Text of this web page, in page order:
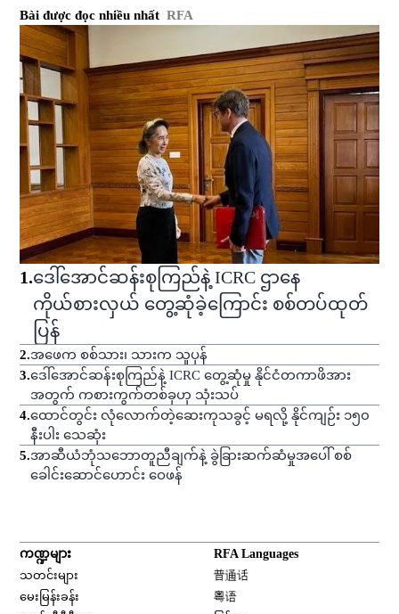
Bài được đọc nhiều nhất RFA
1.ဒေါ်အောင်ဆန်းစုကြည်နဲ့ ICRC ဌာနေ
ကိုယ်စားလှယ် တွေ့ဆုံခဲ့ကြောင်း စစ်တပ်ထုတ်
ပြန်
2.အဖေက စစ်သား၊ သားက သူပုန်
3.ဒေါ်အောင်ဆန်းစုကြည်နဲ့ ICRC တွေ့ဆုံမှု နိုင်ငံတကာဖိအား
အတွက် ကစားကွက်တစ်ခုဟု သုံးသပ်
4.ထောင်တွင်း လုံလောက်တဲ့ဆေးကုသခွင့် မရလို့ နိုင်ကျဉ်း ၁၅၀
နီးပါး သေဆုံး
5.အာဆီယံဘုံသဘောတူညီချက်နဲ့ ခွဲခြားဆက်ဆံမှုအပေါ် စစ်
ခေါင်းဆောင်ဟောင်း ဝေဖန်
ကဏ္ဍများ
သတင်းများ
မေးမြန်းခန်း
RFA Languages
普通话
粤语